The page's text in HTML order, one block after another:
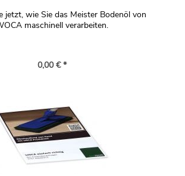
jetzt, wie Sie das Meister Bodenöl von
maschinell verarbeiten.
0,00 € *